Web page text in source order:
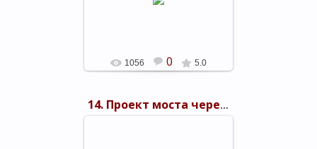
1056 0 5.0
14. Проект моста через Керченский пролив 1949 г.